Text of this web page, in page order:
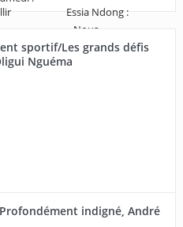
sportif/Les grands défis
Nguéma
indigné, André